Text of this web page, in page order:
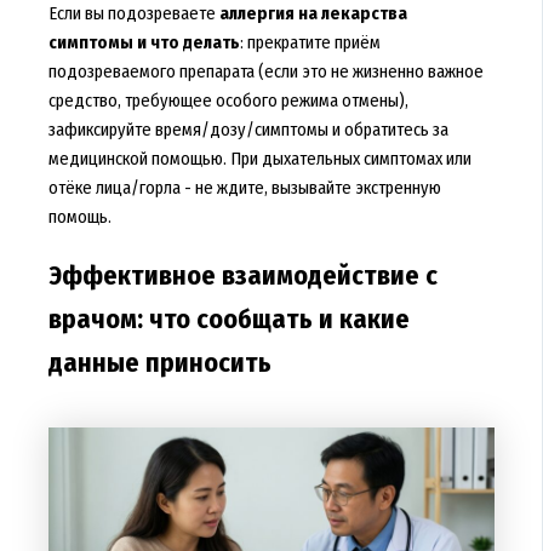
Если вы подозреваете аллергия на лекарства
симптомы и что делать: прекратите приём
подозреваемого препарата (если это не жизненно важное
средство, требующее особого режима отмены),
зафиксируйте время/дозу/симптомы и обратитесь за
медицинской помощью. При дыхательных симптомах или
отёке лица/горла - не ждите, вызывайте экстренную
помощь.
Эффективное взаимодействие с
врачом: что сообщать и какие
данные приносить